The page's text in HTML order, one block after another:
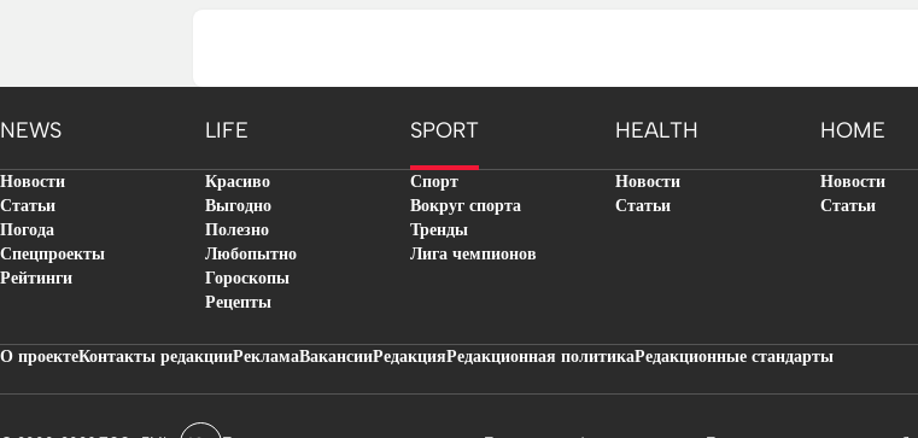
NEWS LIFE SPORT HEALTH HOME
Новости
Статьи
Погода
Спецпроекты
Рейтинги
Красиво
Выгодно
Полезно
Любопытно
Гороскопы
Рецепты
Спорт
Вокруг спорта
Тренды
Лига чемпионов
Новости
Статьи
Новости
Статьи
О проектеКонтакты редакцииРекламаВакансииРедакцияРедакционная политикаРедакционные стандарты